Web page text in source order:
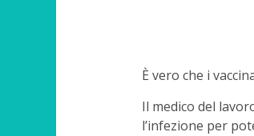
È vero che i
Il medico del
l’infezione per